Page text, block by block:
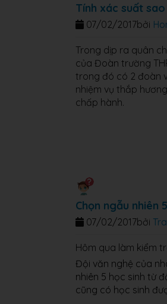
Tính xác suất
bởi
07/02/2017
Trong dịp ra quân
của Đoàn trường
trong đó có 2 đoàn
nhiệm vụ thắp
chấp hành.
Chọn ngẫu nhiên
bởi
07/02/2017
Hôm qua làm kiểm
Đội văn nghệ của
nhiên 5 học sinh từ
cũng có học sinh